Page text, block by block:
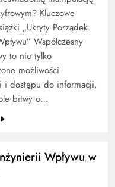
Kluczowe
„Ukryty Porządek.
Współczesny
to nie tylko
możliwości
i dostępu do informacji,
bitwy o…
Wpływu w